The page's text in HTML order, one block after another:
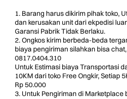
1. Barang harus dikirim pihak toko,
dan kerusakan unit dari ekpedisi
Garansi Pabrik Tidak Berlaku.
2. Ongkos kirim berbeda-beda
biaya pengiriman silahkan bisa
0817.0404.310
Untuk Estimasi biaya Transportasi
10KM dari toko Free Ongkir, Setiap
Rp 50.000
3. Untuk Pengiriman di Marketplace